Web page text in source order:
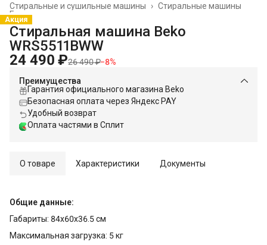
Стиральные машины
Стиральные и сушильные машины
›
Главная
Акция
Стиральная машина Beko
WRS5511BWW
24 490 ₽26 490 ₽−8%
Преимущества
Гарантия официального магазина Beko
Безопасная оплата через Яндекс PAY
Удобный возврат
Оплата частями в Сплит
О товаре Характеристики Документы
Общие данные:
Габариты: 84x60x36.5 см
Максимальная загрузка: 5 кг